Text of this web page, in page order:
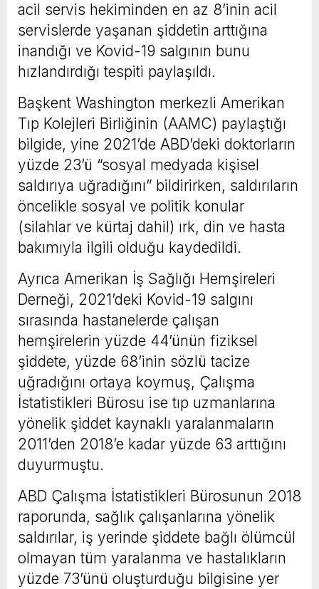
acil servis hekiminden en az 8’inin acil
servislerde yaşanan şiddetin arttığına
inandığı ve Kovid-19 salgının bunu
hızlandırdığı tespiti paylaşıldı.
Başkent Washington merkezli Amerikan
Tıp Kolejleri Birliğinin (AAMC) paylaştığı
bilgide, yine 2021’de ABD’deki doktorların
yüzde 23’ü “sosyal medyada kişisel
saldırıya uğradığını” bildirirken, saldırıların
öncelikle sosyal ve politik konular
(silahlar ve kürtaj dahil) ırk, din ve hasta
bakımıyla ilgili olduğu kaydedildi.
Ayrıca Amerikan İş Sağlığı Hemşireleri
Derneği, 2021’deki Kovid-19 salgını
sırasında hastanelerde çalışan
hemşirelerin yüzde 44’ünün fiziksel
şiddete, yüzde 68’inin sözlü tacize
uğradığını ortaya koymuş, Çalışma
İstatistikleri Bürosu ise tıp uzmanlarına
yönelik şiddet kaynaklı yaralanmaların
2011’den 2018’e kadar yüzde 63 arttığını
duyurmuştu.
ABD Çalışma İstatistikleri Bürosunun 2018
raporunda, sağlık çalışanlarına yönelik
saldırılar, iş yerinde şiddete bağlı ölümcül
olmayan tüm yaralanma ve hastalıkların
yüzde 73’ünü oluşturduğu bilgisine yer